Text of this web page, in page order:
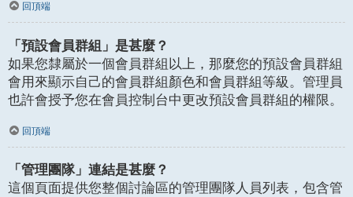
回頂端
「預設會員群組」是甚麼？
如果您隸屬於一個會員群組以上，那麼您的預設會員群組
會用來顯示自己的會員群組顏色和會員群組等級。管理員
也許會授予您在會員控制台中更改預設會員群組的權限。
回頂端
「管理團隊」連結是甚麼？
這個頁面提供您整個討論區的管理團隊人員列表，包含管